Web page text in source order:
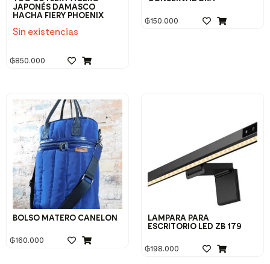
JAPONÉS DAMASCO
HACHA FIERY PHOENIX
Sin existencias
₲850.000
₲150.000
BOLSO MATERO CANELON
₲160.000
LAMPARA PARA
ESCRITORIO LED ZB 179
₲198.000